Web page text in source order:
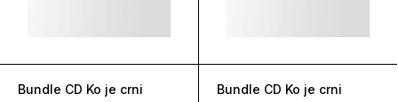
Bundle CD Ko je crni
Bundle CD Ko je crni